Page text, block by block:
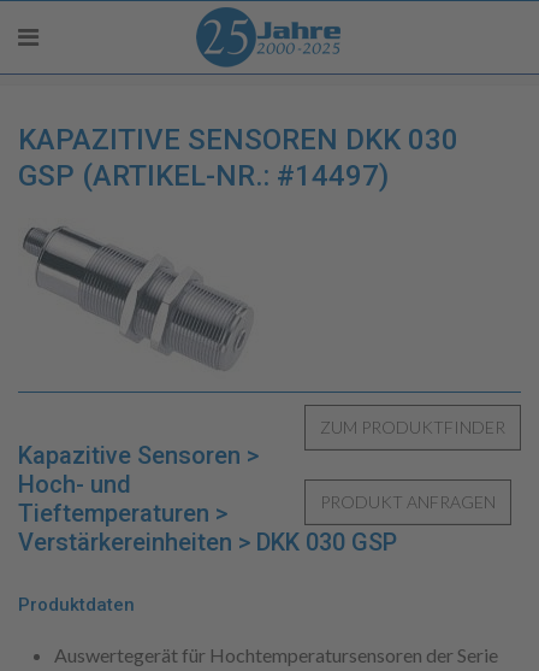
KAPAZITIVE SENSOREN DKK 030
GSP (ARTIKEL-NR.: #14497)
Kapazitive Sensoren >
Hoch- und
Tieftemperaturen >
Verstärkereinheiten > DKK 030 GSP
Produktdaten
Auswertegerät für Hochtemperatursensoren der Serie